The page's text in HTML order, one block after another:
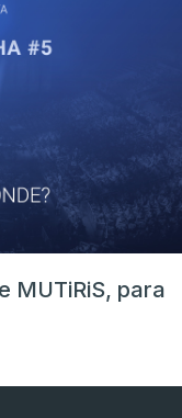
MUTiRiS, para